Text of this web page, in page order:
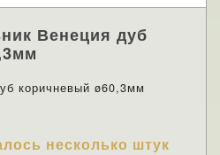
Венеция дуб
коричневый ø60,3мм
несколько штук